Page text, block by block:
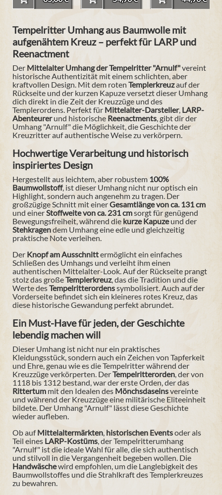
Tempelritter Umhang aus Baumwolle mit
aufgenähtem Kreuz – perfekt für LARP und
Reenactment
Der Mittelalter Umhang der Tempelritter "Arnulf"vereint
historische Authentizität mit einem schlichten, aber
kraftvollen Design. Mit dem roten Templerkreuzauf der
Rückseite und der kurzen Kapuze versetzt dieser Umhang
dich direkt in die Zeit der Kreuzzüge und des
Templerordens. Perfekt für Mittelalter-Darsteller, LARP-
Abenteurerund historische Reenactments, gibt dir der
Umhang "Arnulf" die Möglichkeit, die Geschichte der
Kreuzritter auf authentische Weise zu verkörpern.
Hochwertige Verarbeitung und historisch
inspiriertes Design
Hergestellt aus leichtem, aber robustem 100%
Baumwollstoff, ist dieser Umhang nicht nur optisch ein
Highlight, sondern auch angenehm zu tragen. Der
großzügige Schnitt mit einerGesamtlänge von ca. 131 cm
und einerStoffweite von ca. 231 cmsorgt für genügend
Bewegungsfreiheit, während die kurze Kapuzeund der
Stehkragendem Umhang eine edle und gleichzeitig
praktische Note verleihen.
Der Knopf am Ausschnittermöglicht ein einfaches
Schließen des Umhangs und verleiht ihm einen
authentischen Mittelalter-Look. Auf der Rückseite prangt
stolz das großeTemplerkreuz, das die Tradition und die
Werte desTempelritterordenssymbolisiert. Auch auf der
Vorderseite befindet sich ein kleineres rotes Kreuz, das
diese historische Gewandung perfekt abrundet.
Ein Must-Have für jeden, der Geschichte
lebendig machen will
Dieser Umhang ist nicht nur ein praktisches
Kleidungsstück, sondern auch ein Zeichen von Tapferkeit
und Ehre, genau wie es die Tempelritter während der
Kreuzzüge verkörperten. DerTempelritterorden, der von
1118 bis 1312 bestand, war der erste Orden, der das
Rittertum mit den Idealen des Mönchsdaseinsvereinte
und während der Kreuzzüge eine militärische Eliteeinheit
bildete. Der Umhang "Arnulf" lässt diese Geschichte
wieder aufleben.
Ob aufMittelaltermärkten, historischen Eventsoder als
Teil eines LARP-Kostüms, der Tempelritterumhang
"Arnulf" ist die ideale Wahl für alle, die sich authentisch
und stilvoll in die Vergangenheit begeben wollen. Die
Handwäschewird empfohlen, um die Langlebigkeit des
Baumwollstoffes und die Strahlkraft des Templerkreuzes
zu bewahren.